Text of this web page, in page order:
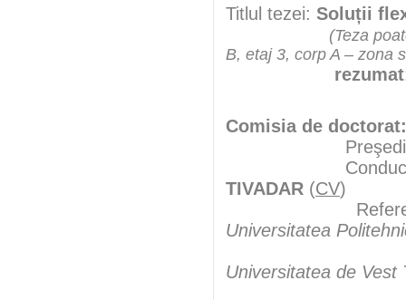
Titlul tezei: Soluții
(Teza
B, etaj 3, corp A – zona
rezumat
Comisia de doctorat:
Conducător
TIVADAR (CV)
Universitatea
Universitatea de Vest